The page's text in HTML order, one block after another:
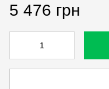
5 476 грн